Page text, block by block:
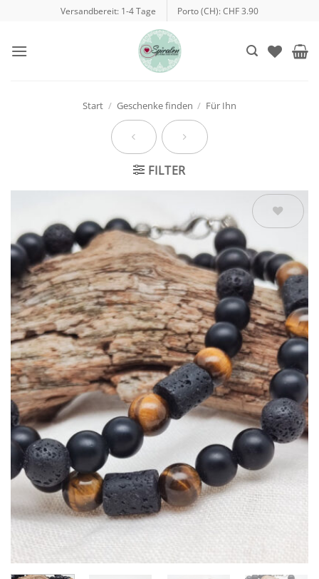
springen
Versandbereit: 1-4 Tage Porto (CH): CHF 3.90
Start / Geschenke finden / Für Ihn
FILTER
Wunschliste